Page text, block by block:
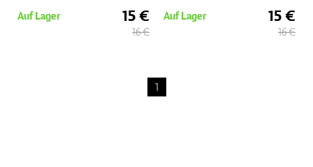
Auf Lager 15 €
16 €
Auf Lager 15 €
16 €
1